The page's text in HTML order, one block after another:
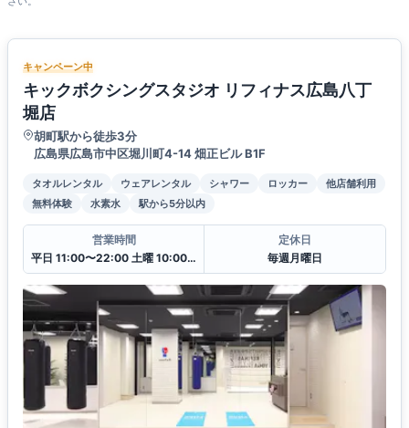
キャンペーン中
キックボクシングスタジオ リフィナス広島八丁
堀店
胡町駅から徒歩3分
広島県広島市中区堀川町4-14 畑正ビル B1F
タオルレンタル ウェアレンタル シャワー ロッカー
他店舗利用
無料体験
水素水 駅から5分以内
営業時間
平日 11:00〜22:00 土曜 10:00〜20:00 日・祝 10:00〜18:00
定休日
毎週月曜日